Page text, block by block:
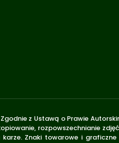
z Ustawą o Prawie
rozpowszechnianie
Znaki towarowe i